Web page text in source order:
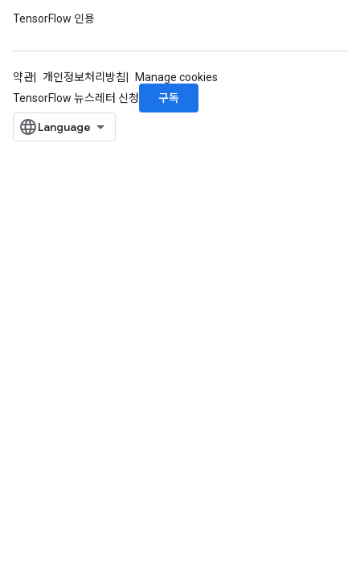
TensorFlow 인용
약관 개인정보처리방침
Manage cookies
TensorFlow 뉴스레터 신청
구독